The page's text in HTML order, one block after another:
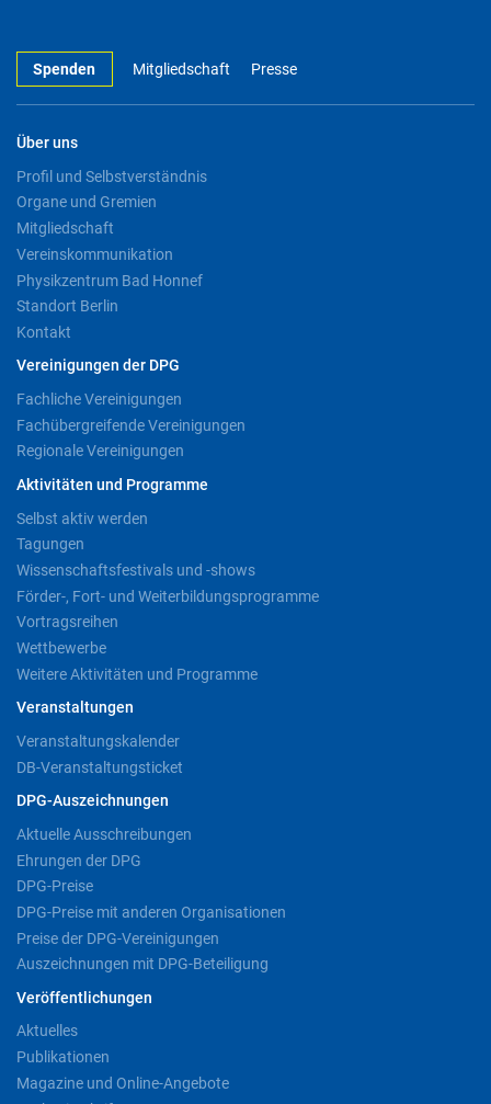
Spenden Mitgliedschaft Presse
Über uns
Profil und Selbstverständnis
Organe und Gremien
Mitgliedschaft
Vereinskommunikation
Physikzentrum Bad Honnef
Standort Berlin
Kontakt
Vereinigungen der DPG
Fachliche Vereinigungen
Fachübergreifende Vereinigungen
Regionale Vereinigungen
Aktivitäten und Programme
Selbst aktiv werden
Tagungen
Wissenschaftsfestivals und -shows
Förder-, Fort- und Weiterbildungsprogramme
Vortragsreihen
Wettbewerbe
Weitere Aktivitäten und Programme
Veranstaltungen
Veranstaltungskalender
DB-Veranstaltungsticket
DPG-Auszeichnungen
Aktuelle Ausschreibungen
Ehrungen der DPG
DPG-Preise
DPG-Preise mit anderen Organisationen
Preise der DPG-Vereinigungen
Auszeichnungen mit DPG-Beteiligung
Veröffentlichungen
Aktuelles
Publikationen
Magazine und Online-Angebote